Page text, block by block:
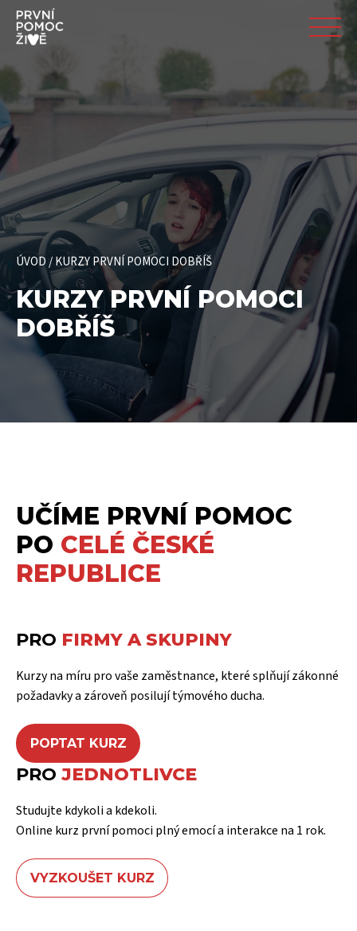
ÚVOD/KURZY PRVNÍ POMOCI DOBŘÍŠ
KURZY PRVNÍ POMOCI
DOBŘÍŠ
UČÍME PRVNÍ POMOC
PO CELÉ ČESKÉ
REPUBLICE
PRO FIRMY A SKUPINY
Kurzy na míru pro vaše zaměstnance, které splňují zákonné
požadavky a zároveň posilují týmového ducha.
POPTAT KURZ
PRO JEDNOTLIVCE
Studujte kdykoli a kdekoli.
Online kurz první pomoci plný emocí a interakce na 1 rok.
VYZKOUŠET KURZ